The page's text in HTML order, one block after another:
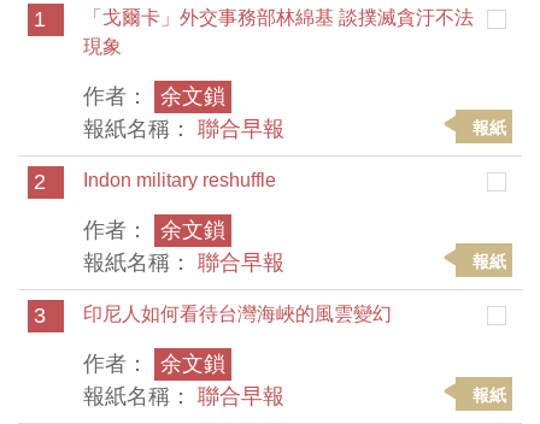
1
「戈爾卡」外交事務部林綿基 談撲滅貪汙不法
現象
作者：
余文鎖
報紙名稱： 聯合早報 報紙
2 Indon military reshuffle
作者：
余文鎖
報紙名稱： 聯合早報 報紙
3 印尼人如何看待台灣海峽的風雲變幻
作者：
余文鎖
報紙名稱： 聯合早報 報紙